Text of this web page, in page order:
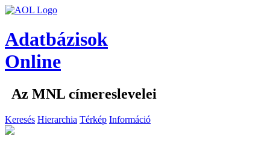
Adatbázisok
Online
Az MNL címereslevelei
Keresés Hierarchia Térkép Információ